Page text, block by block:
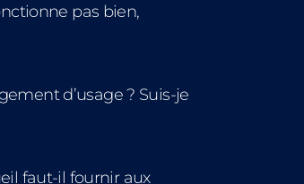
pas bien,
d’usage ? Suis-je
faut-il fournir aux